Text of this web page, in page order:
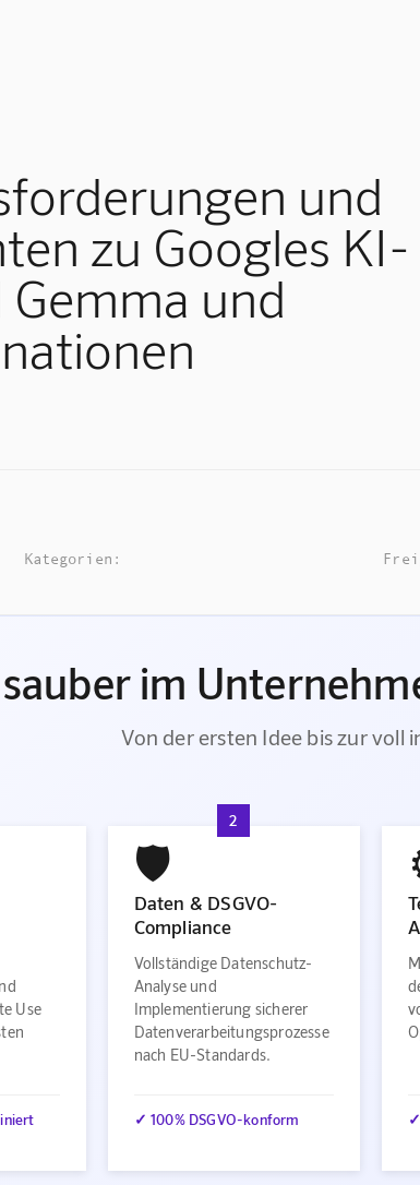
und
zu Googles KI-
Gemma und
Kategorien:
im
Von der ersten Idee bis zur
Use
2
🛡️
Daten & DSGVO-
Compliance
Vollständige Datenschutz-
Analyse und
Implementierung sicherer
Datenverarbeitungsprozesse
nach EU-Standards.
✓ 100% DSGVO-konform